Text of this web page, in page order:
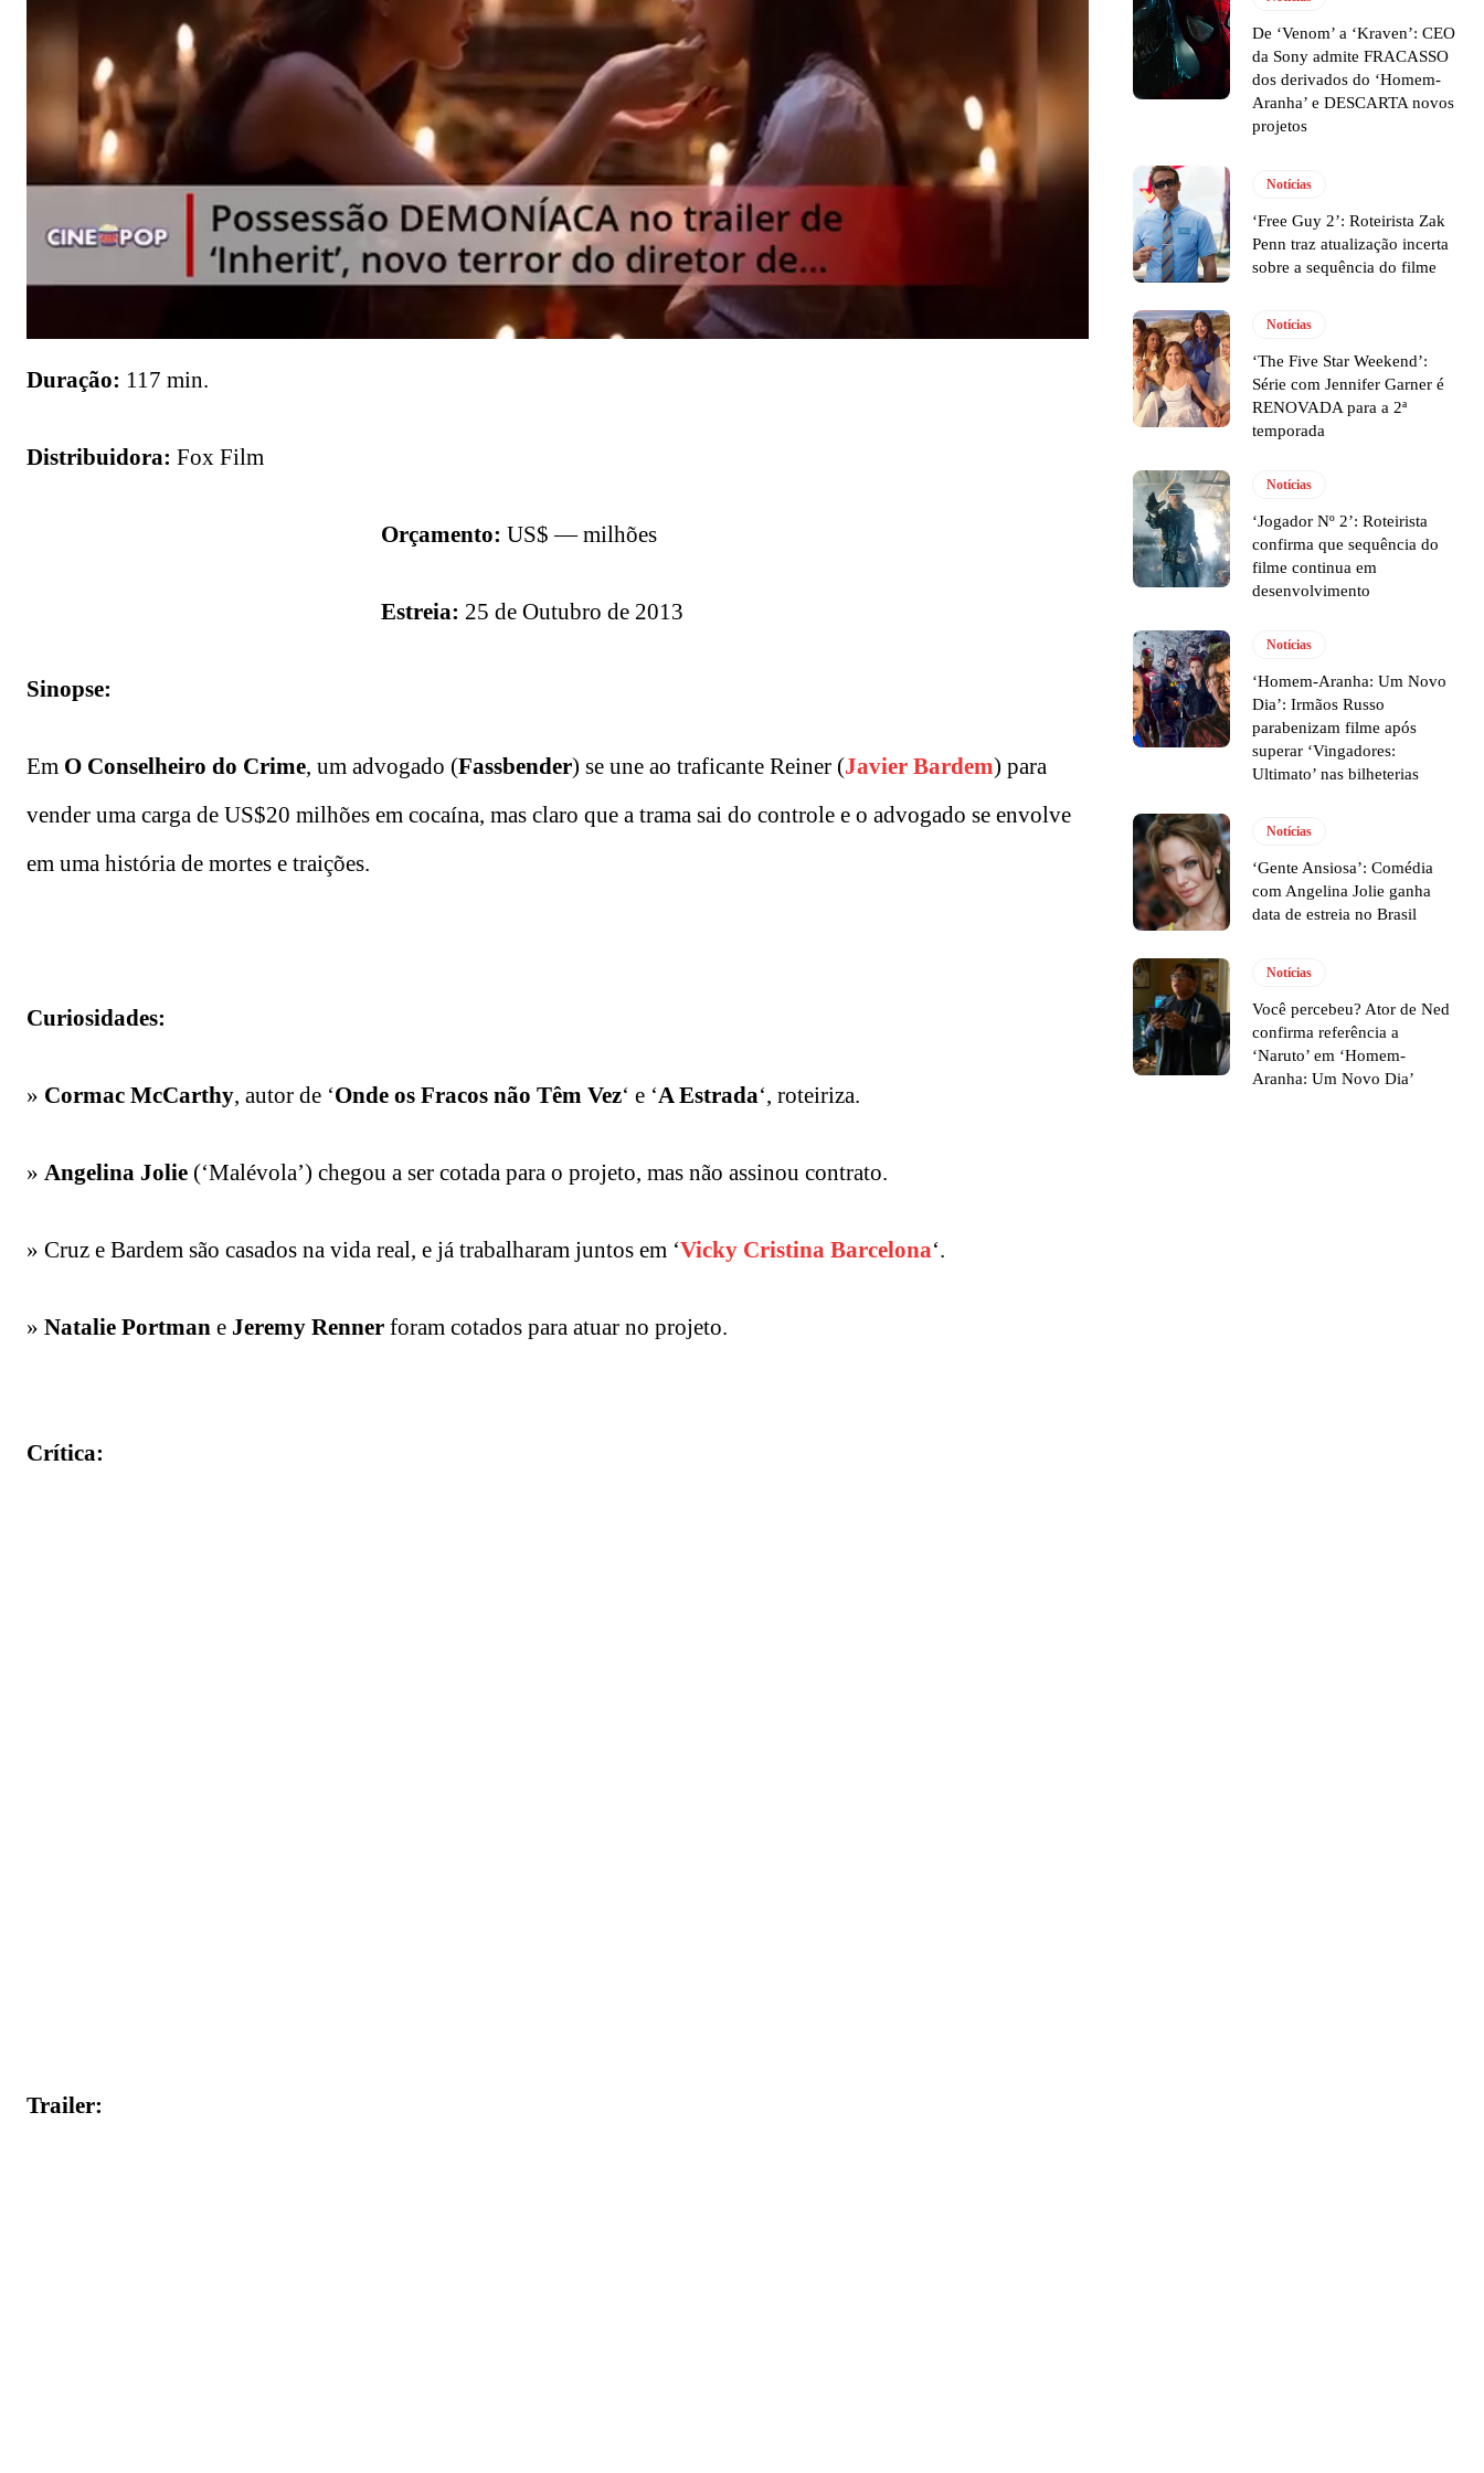
Duração: 117 min.
Distribuidora: Fox Film
Orçamento: US$ — milhões
Estreia: 25 de Outubro de 2013
Sinopse:
Em O Conselheiro do Crime, um advogado (Fassbender) se une ao traficante Reiner (Javier Bardem) para
vender uma carga de US$20 milhões em cocaína, mas claro que a trama sai do controle e o advogado se envolve
em uma história de mortes e traições.
Curiosidades:
» Cormac McCarthy, autor de ‘Onde os Fracos não Têm Vez‘ e ‘A Estrada‘, roteiriza.
» Angelina Jolie (‘Malévola’) chegou a ser cotada para o projeto, mas não assinou contrato.
» Cruz e Bardem são casados na vida real, e já trabalharam juntos em ‘Vicky Cristina Barcelona‘.
» Natalie Portman e Jeremy Renner foram cotados para atuar no projeto.
Crítica:
Trailer:
De ‘Venom’ a ‘Kraven’: CEO
da Sony admite FRACASSO
dos derivados do ‘Homem-
Aranha’ e DESCARTA novos
projetos
Notícias
‘Free Guy 2’: Roteirista Zak
Penn traz atualização incerta
sobre a sequência do filme
Notícias
‘The Five Star Weekend’:
Série com Jennifer Garner é
RENOVADA para a 2ª
temporada
Notícias
‘Jogador Nº 2’: Roteirista
confirma que sequência do
filme continua em
desenvolvimento
Notícias
‘Homem-Aranha: Um Novo
Dia’: Irmãos Russo
parabenizam filme após
superar ‘Vingadores:
Ultimato’ nas bilheterias
Notícias
‘Gente Ansiosa’: Comédia
com Angelina Jolie ganha
data de estreia no Brasil
Notícias
Você percebeu? Ator de Ned
confirma referência a
‘Naruto’ em ‘Homem-
Aranha: Um Novo Dia’